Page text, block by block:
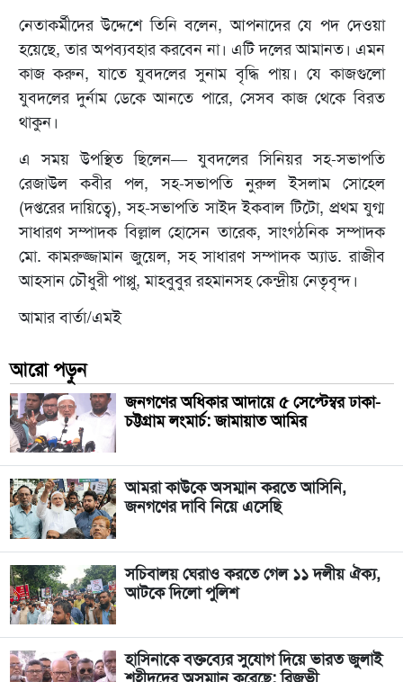
নেতাকর্মীদের উদ্দেশে তিনি বলেন, আপনাদের যে পদ দেওয়া
হয়েছে, তার অপব্যবহার করবেন না। এটি দলের আমানত। এমন
কাজ করুন, যাতে যুবদলের সুনাম বৃদ্ধি পায়। যে কাজগুলো
যুবদলের দুর্নাম ডেকে আনতে পারে, সেসব কাজ থেকে বিরত
থাকুন।
এ সময় উপস্থিত ছিলেন— যুবদলের সিনিয়র সহ-সভাপতি
রেজাউল কবীর পল, সহ-সভাপতি নুরুল ইসলাম সোহেল
(দপ্তরের দায়িত্বে), সহ-সভাপতি সাইদ ইকবাল টিটো, প্রথম যুগ্ম
সাধারণ সম্পাদক বিল্লাল হোসেন তারেক, সাংগঠনিক সম্পাদক
মো. কামরুজ্জামান জুয়েল, সহ সাধারণ সম্পাদক অ্যাড. রাজীব
আহসান চৌধুরী পাপ্পু, মাহবুবুর রহমানসহ কেন্দ্রীয় নেতৃবৃন্দ।
আমার বার্তা/এমই
আরো পড়ুন
জনগণের অধিকার আদায়ে ৫ সেপ্টেম্বর ঢাকা-
চট্টগ্রাম লংমার্চ: জামায়াত আমির
আমরা কাউকে অসম্মান করতে আসিনি,
জনগণের দাবি নিয়ে এসেছি
সচিবালয় ঘেরাও করতে গেল ১১ দলীয় ঐক্য,
আটকে দিলো পুলিশ
হাসিনাকে বক্তব্যের সুযোগ দিয়ে ভারত জুলাই